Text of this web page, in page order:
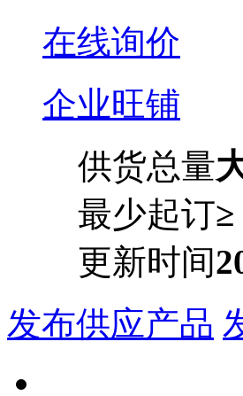
在线询价
企业旺铺
供货总量
最少起订≥
更新时间
发布供应产品